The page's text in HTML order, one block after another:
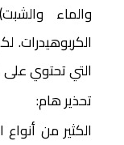
والماء
الكربوهيدرات.
التي تحتوي
تحذير هام:
الكثير من